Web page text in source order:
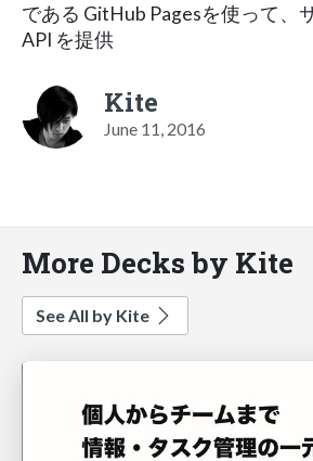
である GitHub Pagesを使って、
API を提供
Kite
June 11, 2016
More Decks by Kite
See All by Kite